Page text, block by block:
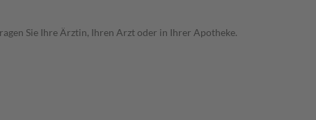
Sie Ihre Ärztin, Ihren Arzt oder in Ihrer Apotheke.